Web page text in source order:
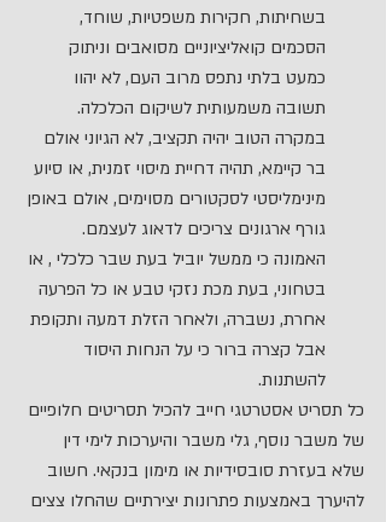
בשחיתות, חקירות משפטיות, שוחד,
הסכמים קואליציוניים מסואבים וניתוק
כמעט בלתי נתפס מרוב העם, לא יהוו
תשובה משמעותית לשיקום הכלכלה.
במקרה הטוב יהיה תקציב, לא הגיוני אולם
בר קיימא, תהיה דחיית מיסוי זמנית, או סיוע
מינימליסטי לסקטורים מסוימים, אולם באופן
גורף ארגונים צריכים לדאוג לעצמם.
האמונה כי ממשל יוביל בעת שבר כלכלי , או
בטחוני, בעת מכת נזקי טבע או כל הפרעה
אחרת, נשברה, ולאחר הזלת דמעה ותקופת
אבל קצרה ברור כי על הנחות היסוד
להשתנות.
כל תסריט אסטרטגי חייב להכיל תסריטים חלופיים
של משבר נוסף, גלי משבר והיערכות לימי דין
שלא בעזרת סובסידיות או מימון בנקאי. חשוב
להיערך באמצעות פתרונות יצירתיים שהחלו צצים